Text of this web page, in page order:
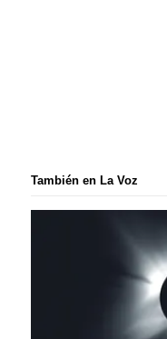
También en La Voz